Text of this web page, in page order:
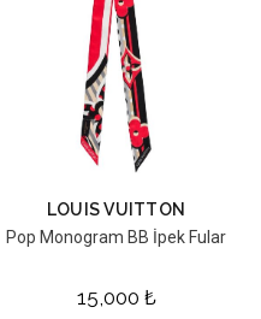
LOUIS VUITTON
Pop Monogram BB İpek Fular
15,000 ₺